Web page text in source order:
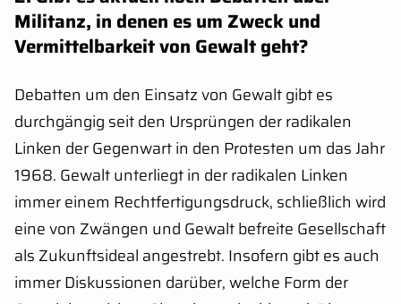
Militanz, in denen es um Zweck und
Vermittelbarkeit von Gewalt geht?
Debatten um den Einsatz von Gewalt gibt es
durchgängig seit den Ursprüngen der radikalen
Linken der Gegenwart in den Protesten um das Jahr
1968. Gewalt unterliegt in der radikalen Linken
immer einem Rechtfertigungsdruck, schließlich wird
eine von Zwängen und Gewalt befreite Gesellschaft
als Zukunftsideal angestrebt. Insofern gibt es auch
immer Diskussionen darüber, welche Form der